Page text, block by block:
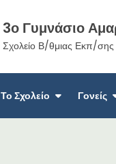
3ο Γυμνάσιο
Σχολείο Β/θμιας Εκπ/σης
Το Σχολείο Γονείς